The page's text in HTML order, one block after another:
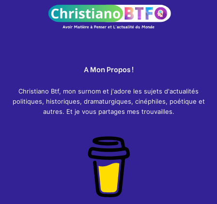
A Mon Propos !
Christiano Btf, mon surnom et j'adore les sujets d'actualités
politiques, historiques, dramaturgiques, cinéphiles, poétique et
autres. Et je vous partages mes trouvailles.